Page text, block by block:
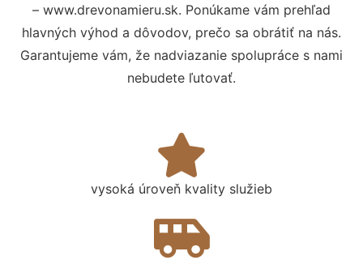
– www.drevonamieru.sk. Ponúkame vám prehľad
hlavných výhod a dôvodov, prečo sa obrátiť na nás.
Garantujeme vám, že nadviazanie spolupráce s nami
nebudete ľutovať.
vysoká úroveň kvality služieb